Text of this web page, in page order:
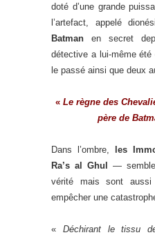
doté d’une grande
l’artefact, appelé
Batman en secret
détective a lui-même
le passé ainsi que deux
« Le règne des
père de
Dans l’ombre, les
Ra’s al Ghul —
vérité mais sont
empêcher une
« Déchirant le tissu